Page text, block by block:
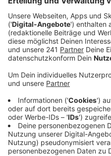
Fahrradtour durch
Anzeige
156 Konzerte in 18
postete sie bei Instagram
Besonders gefallen hat ihr
ihrem Sohn Jameson
Kölsch scheint ihr ganz
findet sie die Zeit für neue